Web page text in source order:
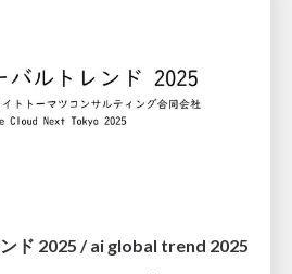
ド 2025 / ai global trend 2025